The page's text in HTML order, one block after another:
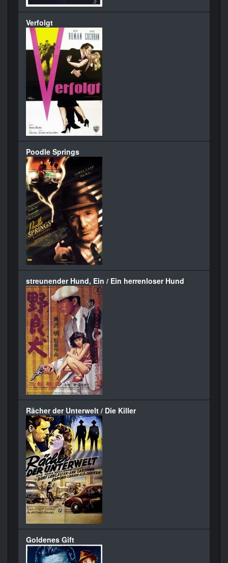
Verfolgt
Poodle Springs
streunender Hund, Ein / Ein herrenloser Hund
Rächer der Unterwelt / Die Killer
Goldenes Gift